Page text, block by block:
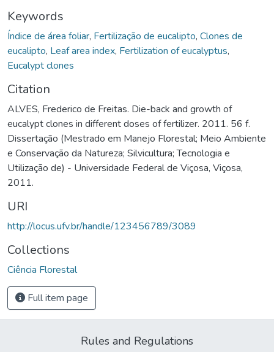
Keywords
Índice de área foliar, Fertilização de eucalipto, Clones de
eucalipto, Leaf area index, Fertilization of eucalyptus,
Eucalypt clones
Citation
ALVES, Frederico de Freitas. Die-back and growth of
eucalypt clones in different doses of fertilizer. 2011. 56 f.
Dissertação (Mestrado em Manejo Florestal; Meio Ambiente
e Conservação da Natureza; Silvicultura; Tecnologia e
Utilização de) - Universidade Federal de Viçosa, Viçosa,
2011.
URI
http://locus.ufv.br/handle/123456789/3089
Collections
Ciência Florestal
Full item page
Rules and Regulations